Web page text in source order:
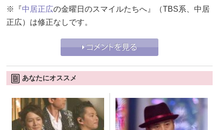
※『中居正広の金曜日のスマイルたちへ』（TBS系、中居
正広）は修正なしです。
あなたにオススメ